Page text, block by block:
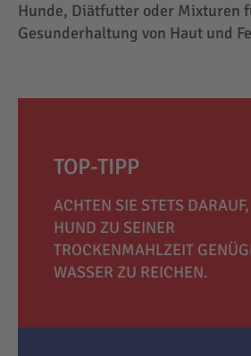
Hunde, Diätfutter oder Mixturen
Gesunderhaltung von Haut und
TOP-TIPP
ACHTEN SIE STETS
HUND ZU SEINER
TROCKENMAHLZEIT
WASSER ZU REICHEN.